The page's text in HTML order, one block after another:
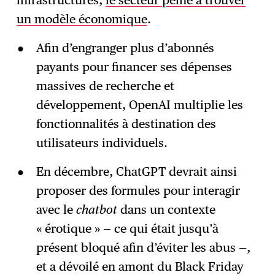
un modèle économique.
Afin d’engranger plus d’abonnés
payants pour financer ses dépenses
massives de recherche et
développement, OpenAI multiplie les
fonctionnalités à destination des
utilisateurs individuels.
En décembre, ChatGPT devrait ainsi
proposer des formules pour interagir
avec le chatbotdans un contexte
« érotique » — ce qui était jusqu’à
présent bloqué afin d’éviter les abus —,
et a dévoilé en amont du Black Friday